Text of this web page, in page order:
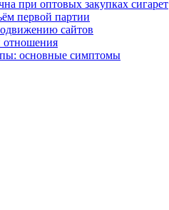
при оптовых закупках сигарет
первой партии
сайтов
отношения
основные симптомы